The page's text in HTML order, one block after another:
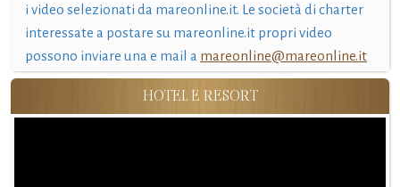
i video selezionati da mareonline.it. Le società di charter
interessate a postare su mareonline.it propri video
possono inviare una e mail a mareonline@mareonline.it
HOTEL E RESORT